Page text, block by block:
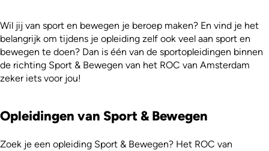
Wil jij van sport en bewegen je beroep maken? En vind je het
belangrijk om tijdens je opleiding zelf ook veel aan sport en
bewegen te doen? Dan is één van de sportopleidingen binnen
de richting Sport & Bewegen van het ROC van Amsterdam
zeker iets voor jou!
Opleidingen van Sport & Bewegen
Zoek je een opleiding Sport & Bewegen? Het ROC van